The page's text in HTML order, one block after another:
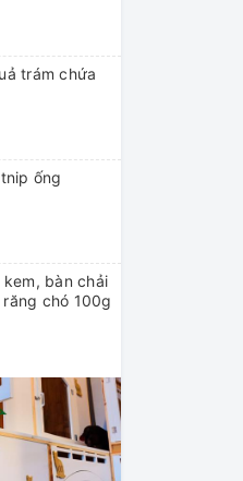
trám chứa
ống
kem, bàn chải
chó 100g